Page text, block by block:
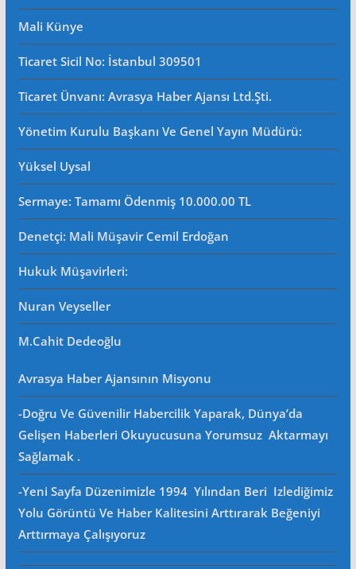
Mali Künye
Ticaret Sicil No: İstanbul 309501
Ticaret Ünvanı: Avrasya Haber Ajansı Ltd.Şti.
Yönetim Kurulu Başkanı Ve Genel Yayın Müdürü:
Yüksel Uysal
Sermaye: Tamamı Ödenmiş 10.000.00 TL
Denetçi: Mali Müşavir Cemil Erdoğan
Hukuk Müşavirleri:
Nuran Veyseller
M.Cahit Dedeoğlu
Avrasya Haber Ajansının Misyonu
-Doğru Ve Güvenilir Habercilik Yaparak, Dünya’da
Gelişen Haberleri Okuyucusuna Yorumsuz Aktarmayı
Sağlamak .
-Yeni Sayfa Düzenimizle 1994 Yılından Beri Izlediğimiz
Yolu Görüntü Ve Haber Kalitesini Arttırarak Beğeniyi
Arttırmaya Çalışıyoruz